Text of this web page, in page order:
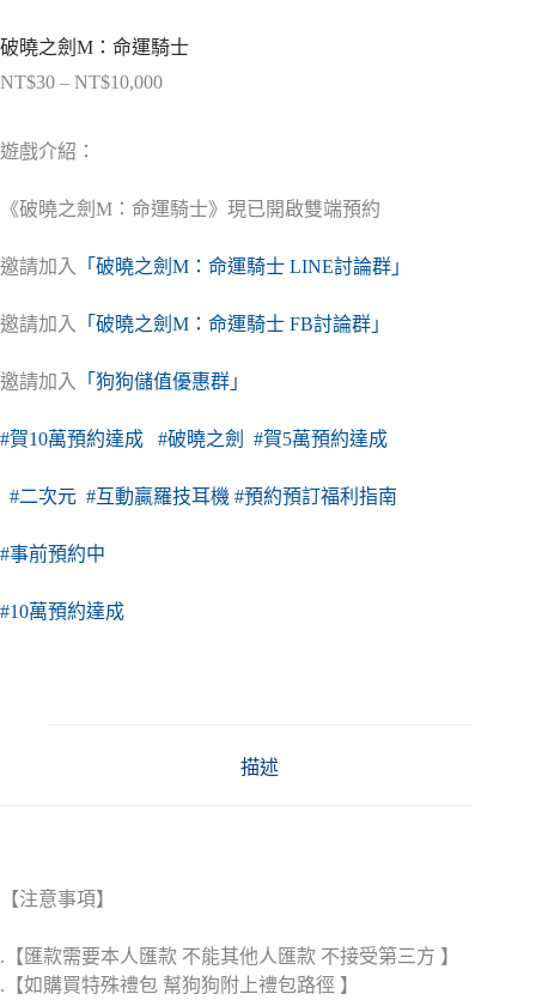
破曉之劍M：命運騎士
NT$30 – NT$10,000價
NT$30
到
遊戲介紹：
《破曉之劍M：命運騎士》現已開啟雙端預約
邀請加入 「破曉之劍M：命運騎士 LINE討論群」
邀請加入 「破曉之劍M：命運騎士 FB討論群」
邀請加入 「狗狗儲值優惠群」
#賀10萬預約達成 #破曉之劍 #賀5萬預約達成
#二次元 #互動贏羅技耳機 #預約預訂福利指南
#事前預約中
#10萬預約達成
描述
【注意事項】
.【匯款需要本人匯款 不能其他人匯款 不接受第三方 】
.【如購買特殊禮包 幫狗狗附上禮包路徑 】